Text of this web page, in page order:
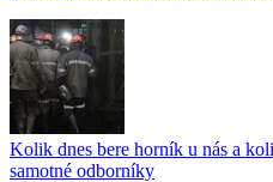
Kolik dnes bere horník u nás a
samotné odborníky